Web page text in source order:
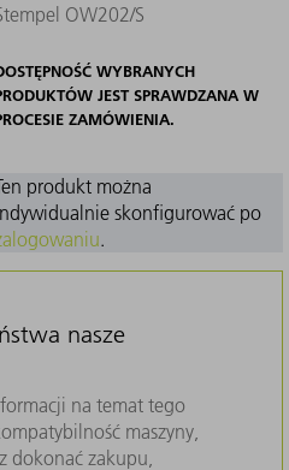
OW202/S
WYBRANYCH
JEST SPRAWDZANA W
ZAMÓWIENIA.
produkt można
skonfigurować po
.
nasze
na temat tego
maszyny,
dokonać zakupu,